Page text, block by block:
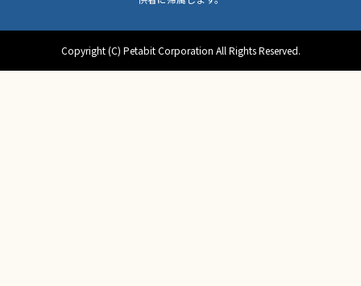
Copyright (C) Petabit Corporation All Rights Reserved.